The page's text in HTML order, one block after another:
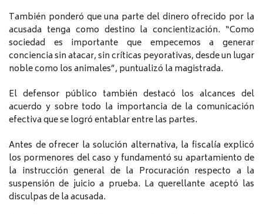
También ponderó que una parte del dinero ofrecido por la
acusada tenga como destino la concientización. “Como
sociedad es importante que empecemos a generar
conciencia sin atacar, sin críticas peyorativas, desde un lugar
noble como los animales”, puntualizó la magistrada.
El defensor público también destacó los alcances del
acuerdo y sobre todo la importancia de la comunicación
efectiva que se logró entablar entre las partes.
Antes de ofrecer la solución alternativa, la fiscalía explicó
los pormenores del caso y fundamentó su apartamiento de
la instrucción general de la Procuración respecto a la
suspensión de juicio a prueba. La querellante aceptó las
disculpas de la acusada.